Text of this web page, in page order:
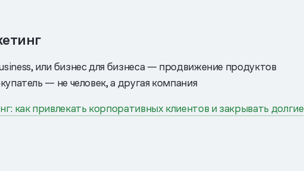
или бизнес для бизнеса — продвижение продуктов
— не человек, а другая компания
как привлекать корпоративных клиентов и закрывать долгие